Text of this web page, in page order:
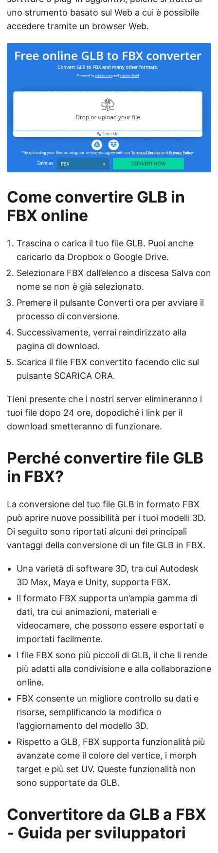
uno strumento basato sul Web a cui è possibile
accedere tramite un browser Web.
Come convertire GLB in
FBX online
Trascina o carica il tuo file GLB. Puoi anche
caricarlo da Dropbox o Google Drive.
Selezionare FBX dall’elenco a discesa Salva con
nome se non è già selezionato.
Premere il pulsante Converti ora per avviare il
processo di conversione.
Successivamente, verrai reindirizzato alla
pagina di download.
Scarica il file FBX convertito facendo clic sul
pulsante SCARICA ORA.
Tieni presente che i nostri server elimineranno i
tuoi file dopo 24 ore, dopodiché i link per il
download smetteranno di funzionare.
Perché convertire file GLB
in FBX?
La conversione del tuo file GLB in formato FBX
può aprire nuove possibilità per i tuoi modelli 3D.
Di seguito sono riportati alcuni dei principali
vantaggi della conversione di un file GLB in FBX.
Una varietà di software 3D, tra cui Autodesk
3D Max, Maya e Unity, supporta FBX.
Il formato FBX supporta un’ampia gamma di
dati, tra cui animazioni, materiali e
videocamere, che possono essere esportati e
importati facilmente.
I file FBX sono più piccoli di GLB, il che li rende
più adatti alla condivisione e alla collaborazione
online.
FBX consente un migliore controllo su dati e
risorse, semplificando la modifica o
l’aggiornamento del modello 3D.
Rispetto a GLB, FBX supporta funzionalità più
avanzate come il colore del vertice, i morph
target e più set UV. Queste funzionalità non
sono supportate da GLB.
Convertitore da GLB a FBX
- Guida per sviluppatori